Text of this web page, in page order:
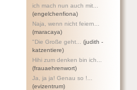
ich mach nun auch mit...
(engelchenfiona)
Naja, wenn nicht feiern...
(maracaya)
"Die Große geht...
(judith -
katzentiere)
Hihi zum denken bin ich...
(frauaehrenwort)
Ja, ja ja! Genau so !...
(evizentrum)